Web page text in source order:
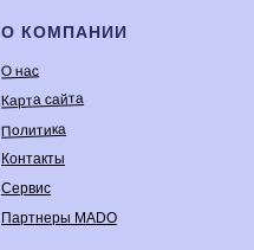
О КОМПАНИИ
О нас
Карта сайта
Политика
Контакты
Сервис
Партнеры MADO